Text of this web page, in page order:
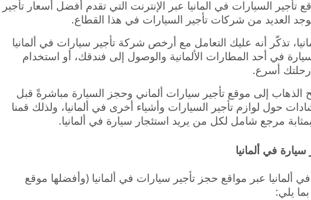
تأجير السيارات في المانيا عبر الإنترنت التي تقدم أفضل أسعار تأجير
يوجد العديد من شركات تأجير السيارات في هذا القطاع.
تذكّر أنه عليك التعامل مع أرخص شركة تأجير سيارات في ألمانيا
في أحد المطارات الألمانية والوصول إلى فندقك، أو استخدام
رحلتك أسرع.
إلى موقع تأجير سيارات ألماني وحجز السيارة مباشرةً قبل
حول لوازم تأجير السيارات وأشياء أخرى في ألمانيا، ولذلك قمنا
مرجع شامل لكل من يريد استئجار سيارة في ألمانيا.
في ألمانيا
ألمانيا عبر مواقع حجز تأجير سيارات في ألمانيا (وأفضلها موقع
يلي: